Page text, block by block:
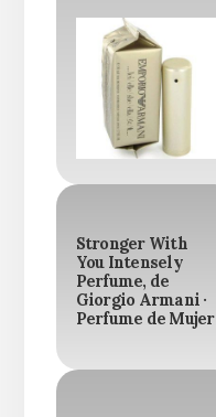
Stronger With
You Intensely
Perfume, de
Giorgio Armani ·
Perfume de Mujer